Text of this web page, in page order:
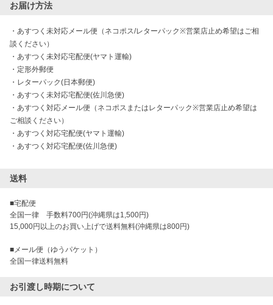
お届け方法
・ あすつく未対応メール便（ネコポス/レターパック※営業店止め希望はご相
談ください）
・ あすつく未対応宅配便(ヤマト運輸)
・ 定形外郵便
・ レターパック(日本郵便)
・ あすつく未対応宅配便(佐川急便)
・ あすつく対応メール便（ネコポスまたはレターパック※営業店止め希望は
ご相談ください）
・ あすつく対応宅配便(ヤマト運輸)
・ あすつく対応宅配便(佐川急便)
送料
■宅配便
全国一律　手数料700円(沖縄県は1,500円)
15,000円以上のお買い上げで送料無料(沖縄県は800円)
■メール便（ゆうパケット）
お引渡し時期について